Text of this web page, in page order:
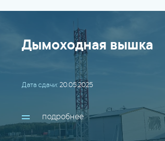
Дымоходная вышка
Дата сдачи:20.05.2025
подробнее